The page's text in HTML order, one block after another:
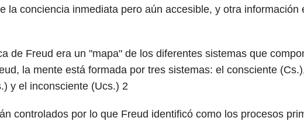
la conciencia inmediata pero aún accesible, y otra información
de Freud era un "mapa" de los diferentes sistemas que
la mente está formada por tres sistemas: el consciente
y el inconsciente (Ucs.) 2
controlados por lo que Freud identificó como los procesos